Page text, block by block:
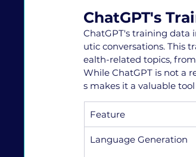
ChatGPT's
ChatGPT's training data
utic conversations. This
ealth-related topics,
While ChatGPT is not a
s makes it a valuable
Feature
Language Generation